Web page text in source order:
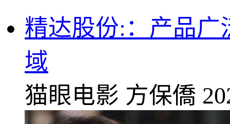
精达股份:：产品
域
猫眼电影 方保僑